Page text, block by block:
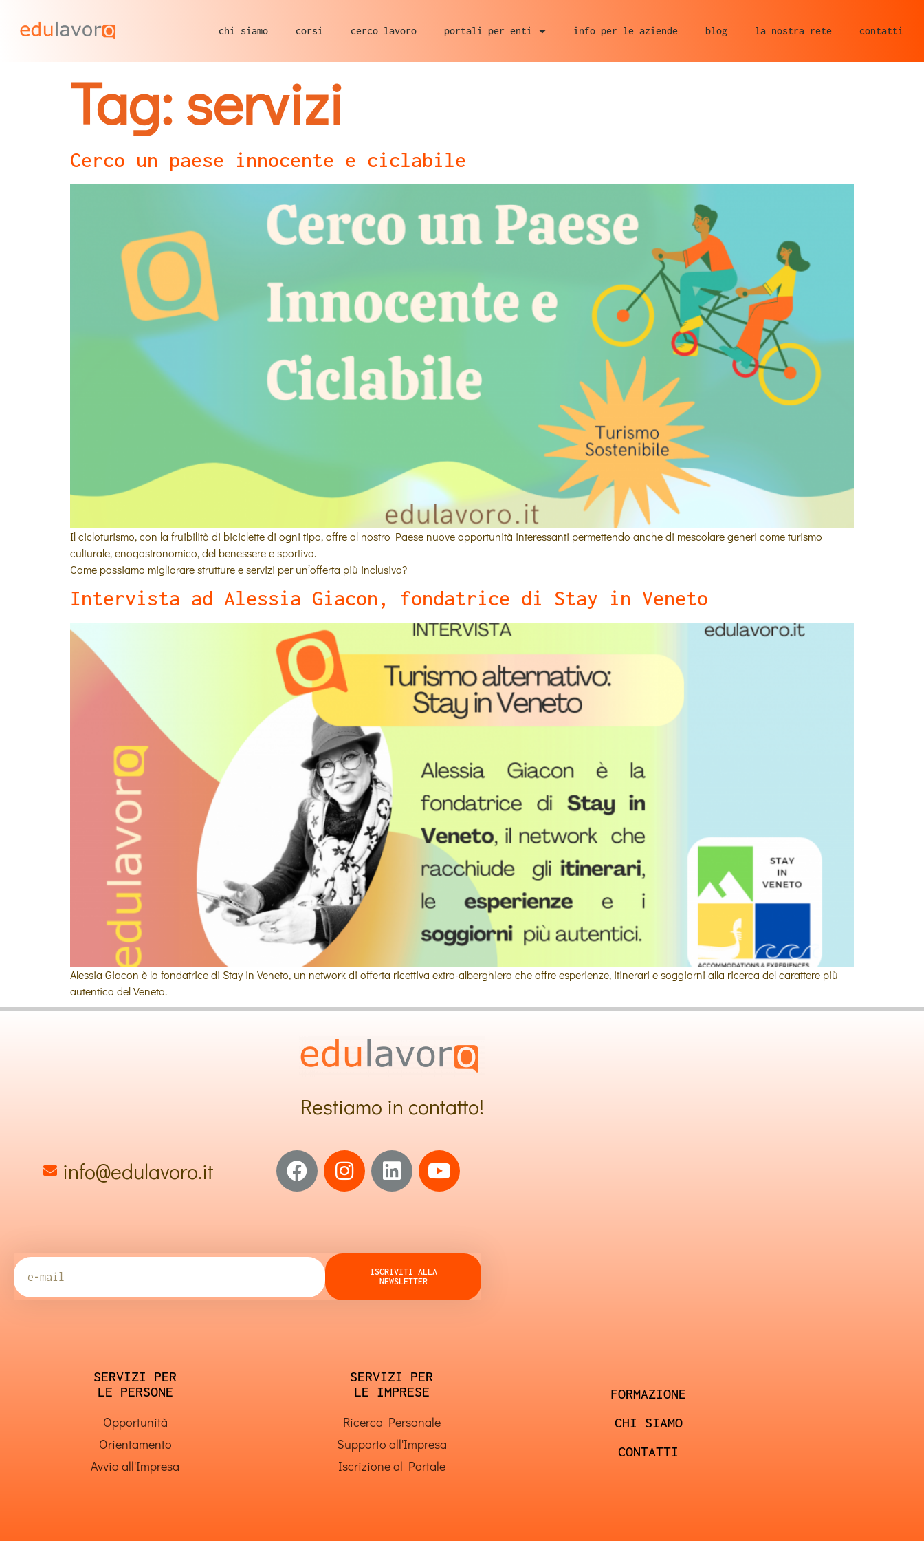
chi siamo corsi cerco lavoro portali per enti info per le aziende blog la nostra rete contatti
Tag:servizi
Cerco un paese innocente e ciclabile
Il cicloturismo, con la fruibilità di biciclette di ogni tipo, offre al nostro Paese nuove opportunità interessanti permettendo anche di mescolare generi come turismo
culturale, enogastronomico, del benessere e sportivo.
Come possiamo migliorare strutture e servizi per un’offerta più inclusiva?
Intervista ad Alessia Giacon, fondatrice di Stay in Veneto
Alessia Giacon è la fondatrice di Stay in Veneto, un network di offerta ricettiva extra-alberghiera che offre esperienze, itinerari e soggiorni alla ricerca del carattere più
autentico del Veneto.
Restiamo in contatto!
info@edulavoro.it
ISCRIVITI ALLA
NEWSLETTER
SERVIZI PER
LE PERSONE
Opportunità
Orientamento
Avvio all'Impresa
SERVIZI PER
LE IMPRESE
Ricerca Personale
Supporto all'Impresa
Iscrizione al Portale
FORMAZIONE
CHI SIAMO
CONTATTI